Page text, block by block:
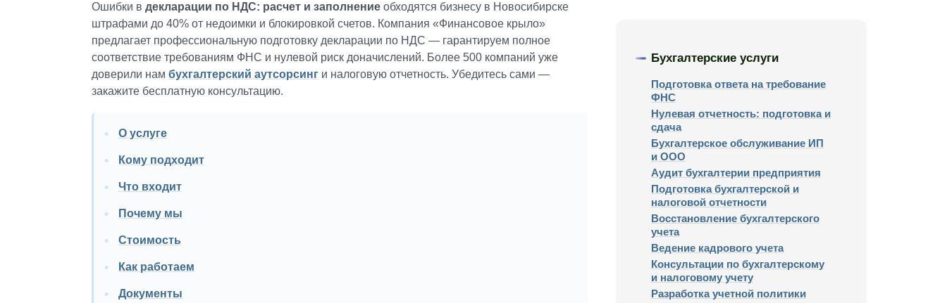
Ошибки в декларации по НДС: расчет и заполнение обходятся бизнесу в Новосибирске
штрафами до 40% от недоимки и блокировкой счетов. Компания «Финансовое крыло»
предлагает профессиональную подготовку декларации по НДС — гарантируем полное
соответствие требованиям ФНС и нулевой риск доначислений. Более 500 компаний уже
доверили нам бухгалтерский аутсорсинг и налоговую отчетность. Убедитесь сами —
закажите бесплатную консультацию.
О услуге
Кому подходит
Что входит
Почему мы
Стоимость
Как работаем
Документы
Бухгалтерские услуги
Подготовка ответа на требование
ФНС
Нулевая отчетность: подготовка и
сдача
Бухгалтерское обслуживание ИП
и ООО
Аудит бухгалтерии предприятия
Подготовка бухгалтерской и
налоговой отчетности
Восстановление бухгалтерского
учета
Ведение кадрового учета
Консультации по бухгалтерскому
и налоговому учету
Разработка учетной политики